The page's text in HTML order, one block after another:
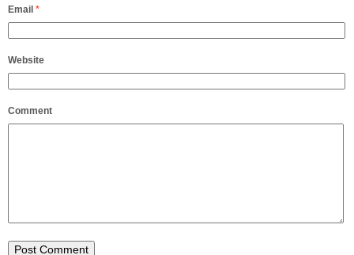
Email *
Website
Comment